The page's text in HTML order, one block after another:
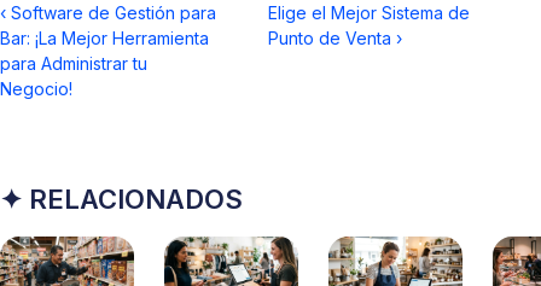
‹ Software de Gestión para
Bar: ¡La Mejor Herramienta
para Administrar tu
Negocio!
Elige el Mejor Sistema de
Punto de Venta ›
✦ RELACIONADOS